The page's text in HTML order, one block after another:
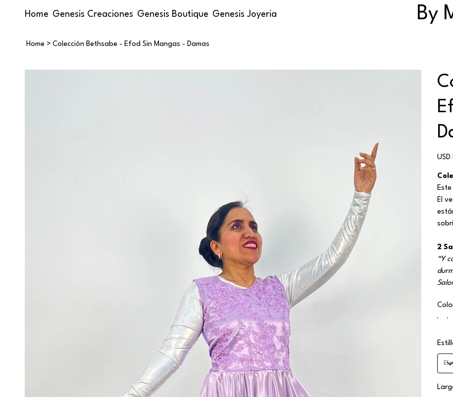
Home Genesis Creaciones Genesis Boutique Genesis Joyeria By
Home > Colección Bethsabe - Efod Sin Mangas - Damas
Precio
El
2
“Y